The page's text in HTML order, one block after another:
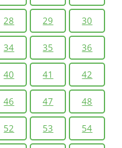
28 29 30
34 35 36
40 41 42
46 47 48
52 53 54